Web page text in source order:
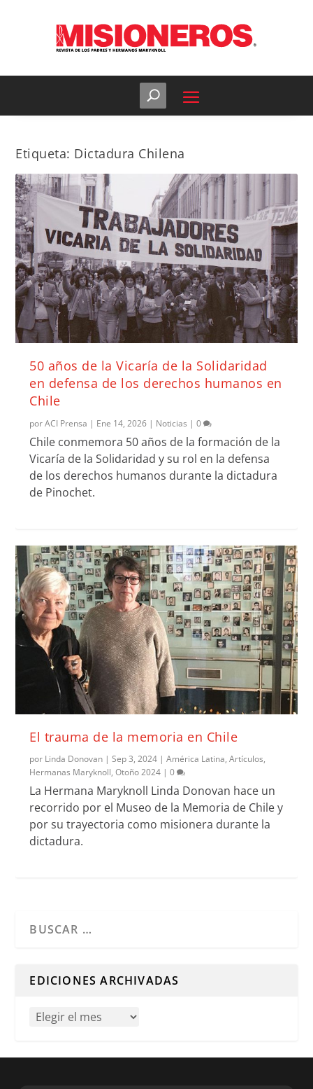
Etiqueta: Dictadura Chilena
50 años de la Vicaría de la Solidaridad
en defensa de los derechos humanos en
Chile
porACI Prensa | Ene 14, 2026 | Noticias |0
Chile conmemora 50 años de la formación de la
Vicaría de la Solidaridad y su rol en la defensa
de los derechos humanos durante la dictadura
de Pinochet.
El trauma de la memoria en Chile
por Linda Donovan |Sep 3, 2024 |América Latina,Artículos,
Hermanas Maryknoll,Otoño 2024 |0
La Hermana Maryknoll Linda Donovan hace un
recorrido por el Museo de la Memoria de Chile y
por su trayectoria como misionera durante la
dictadura.
EDICIONES ARCHIVADAS